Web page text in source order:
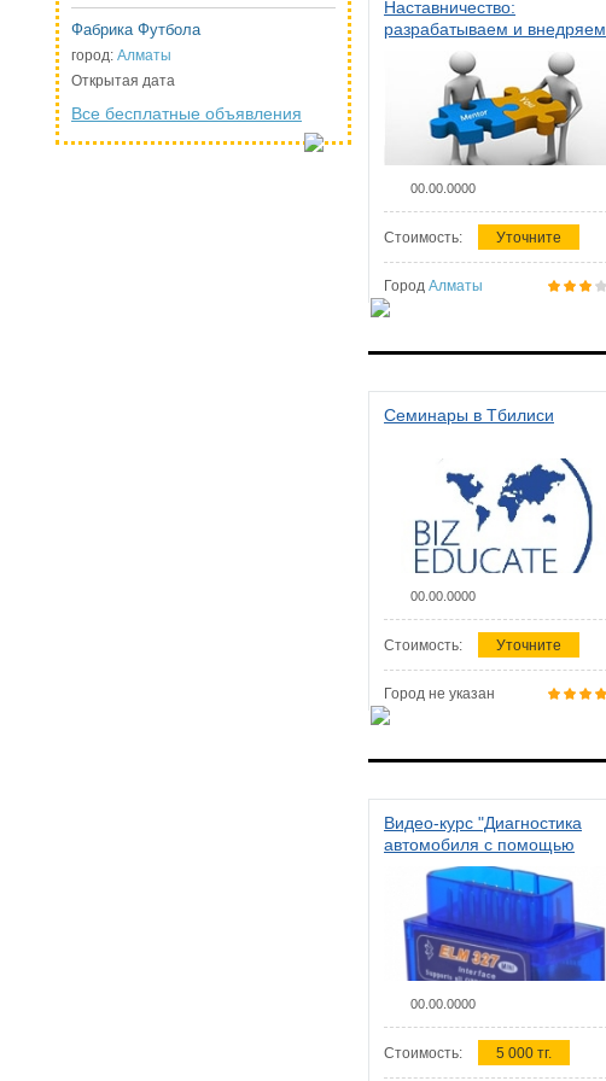
Фабрика Футбола
город: Алматы
Открытая дата
Все бесплатные объявления
Наставничество:
разрабатываем и внедряем
систему наставничества в
организации
00.00.0000
Стоимость: Уточните
Город Алматы
Семинары в Тбилиси
00.00.0000
Стоимость: Уточните
Город не указан
Видео-курс "Диагностика
автомобиля с помощью
сканера ELM 327"
00.00.0000
Стоимость: 5 000 тг.